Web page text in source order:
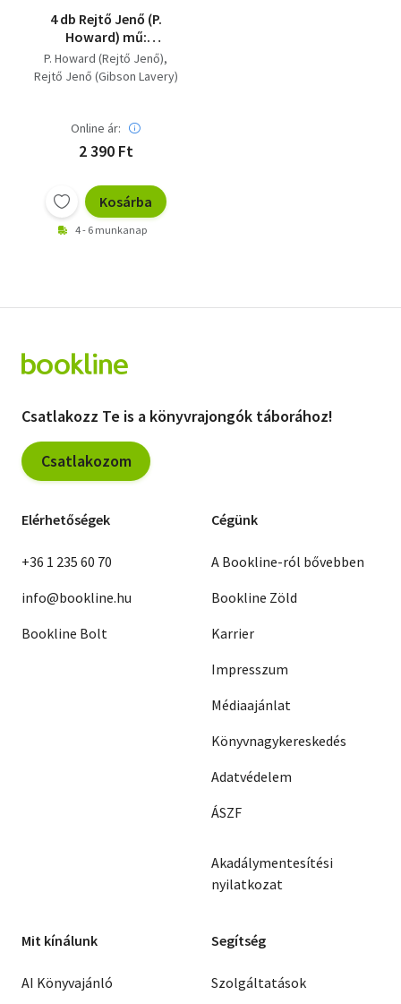
4 db Rejtő Jenő (P.
Howard) mű:
Vesztegzár a Grand
Hotelben+ Tigrisvér+
Fred közbelép...+A
fehér folt+ Bradley
Tamás visszaüt
P. Howard (Rejtő Jenő)
Rejtő Jenő (Gibson Lavery)
Online ár:
2 390 Ft
Kosárba
4 - 6 munkanap
Csatlakozz Te is a könyvrajongók táborához!
Csatlakozom
Elérhetőségek
+36 1 235 60 70
info@bookline.hu
Bookline Bolt
Cégünk
A Bookline-ról bővebben
Bookline Zöld
Karrier
Impresszum
Médiaajánlat
Könyvnagykereskedés
Adatvédelem
ÁSZF
Akadálymentesítési
nyilatkozat
Mit kínálunk
AI Könyvajánló
Segítség
Szolgáltatások